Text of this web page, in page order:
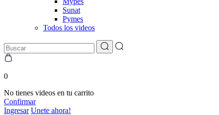
Sunat
Pymes
Todos los videos
0
No tienes videos en tu carrito
Confirmar
Ingresar Unete ahora!